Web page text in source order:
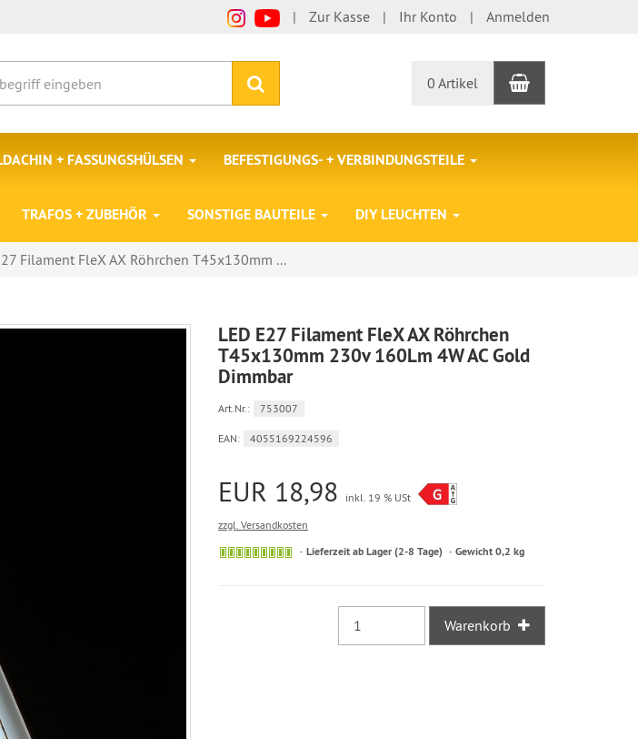
Zur Kasse Ihr Konto Anmelden
0 Artikel Warenkorb
+ FASSUNGSHÜLSEN BEFESTIGUNGS- + VERBINDUNGSTEILE
TRAFOS + ZUBEHÖR SONSTIGE BAUTEILE DIY LEUCHTEN
Filament FleX AX Röhrchen T45x130mm ...
LED E27 Filament FleX AX Röhrchen
T45x130mm 230v 160Lm 4W AC Gold
Dimmbar
Art.Nr.: 753007
EAN: 4055169224596
EUR 18,98
inkl. 19 % USt
zzgl. Versandkosten
Sofort
Lieferzeit ab Lager (2-8 Tage) Gewicht 0,2 kg
Warenkorb